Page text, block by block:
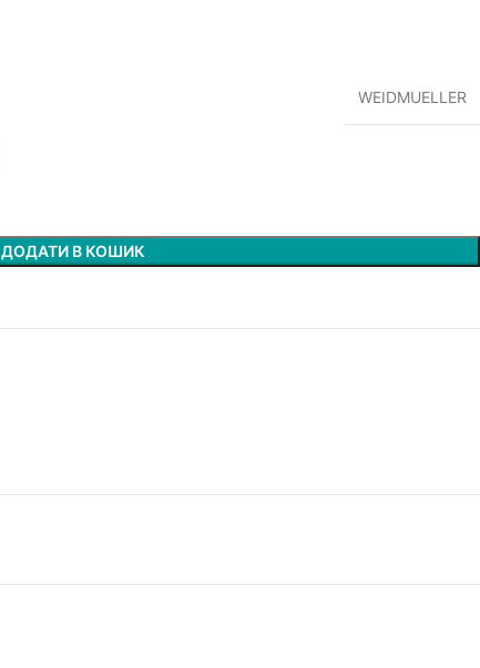
WEIDMUELLER
ДОДАТИ В КОШИК